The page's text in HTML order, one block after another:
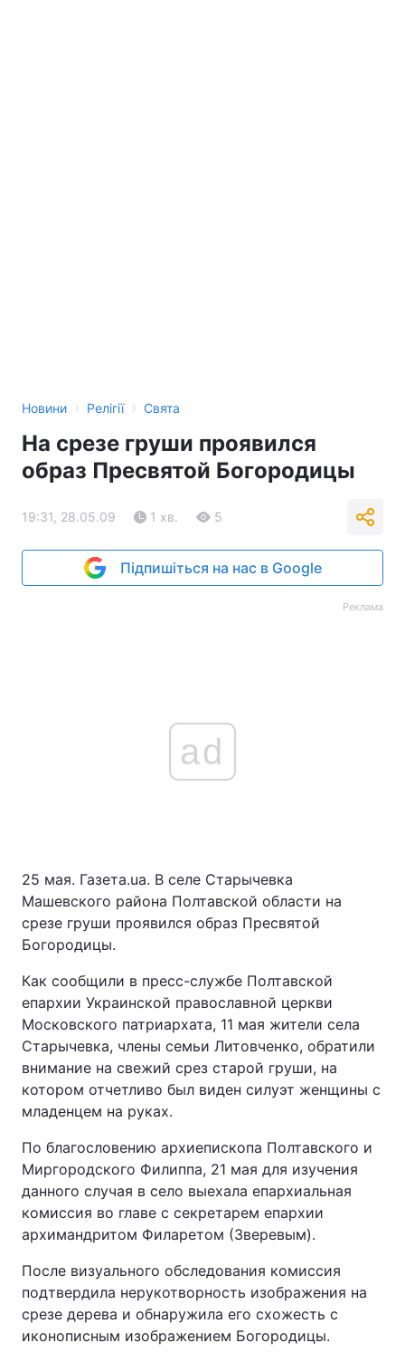
Новини › Релігії › Свята
На срезе груши проявился
образ Пресвятой Богородицы
19:31, 28.05.09 1 хв. 5
Підпишіться на нас в Google
Реклама
ad
25 мая. Газета.ua. В селе Старычевка
Машевского района Полтавской области на
срезе груши проявился образ Пресвятой
Богородицы.
Как сообщили в пресс-службе Полтавской
епархии Украинской православной церкви
Московского патриархата, 11 мая жители села
Старычевка, члены семьи Литовченко, обратили
внимание на свежий срез старой груши, на
котором отчетливо был виден силуэт женщины с
младенцем на руках.
По благословению архиепископа Полтавского и
Миргородского Филиппа, 21 мая для изучения
данного случая в село выехала епархиальная
комиссия во главе с секретарем епархии
архимандритом Филаретом (Зверевым).
После визуального обследования комиссия
подтвердила нерукотворность изображения на
срезе дерева и обнаружила его схожесть с
иконописным изображением Богородицы.